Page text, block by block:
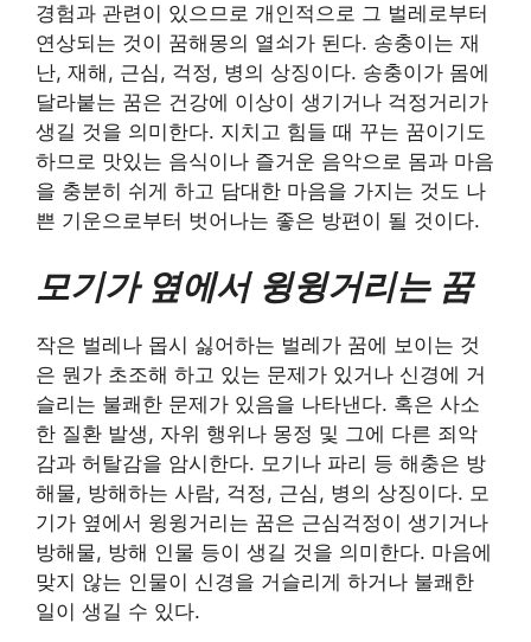
경험과 관련이 있으므로 개인적으로 그 벌레로부터
연상되는 것이 꿈해몽의 열쇠가 된다. 송충이는 재
난, 재해, 근심, 걱정, 병의 상징이다. 송충이가 몸에
달라붙는 꿈은 건강에 이상이 생기거나 걱정거리가
생길 것을 의미한다. 지치고 힘들 때 꾸는 꿈이기도
하므로 맛있는 음식이나 즐거운 음악으로 몸과 마음
을 충분히 쉬게 하고 담대한 마음을 가지는 것도 나
쁜 기운으로부터 벗어나는 좋은 방편이 될 것이다.
모기가 옆에서 윙윙거리는 꿈
작은 벌레나 몹시 싫어하는 벌레가 꿈에 보이는 것
은 뭔가 초조해 하고 있는 문제가 있거나 신경에 거
슬리는 불쾌한 문제가 있음을 나타낸다. 혹은 사소
한 질환 발생, 자위 행위나 몽정 및 그에 다른 죄악
감과 허탈감을 암시한다. 모기나 파리 등 해충은 방
해물, 방해하는 사람, 걱정, 근심, 병의 상징이다. 모
기가 옆에서 윙윙거리는 꿈은 근심걱정이 생기거나
방해물, 방해 인물 등이 생길 것을 의미한다. 마음에
맞지 않는 인물이 신경을 거슬리게 하거나 불쾌한
일이 생길 수 있다.